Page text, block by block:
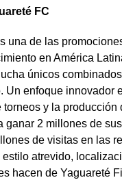
FC
una de las
en América
únicos
Un enfoque innovador
y la producción
ganar 2 millones de
de visitas en las
atrevido,
hacen de Yaguareté